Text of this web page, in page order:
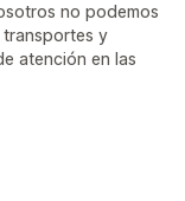
no podemos
y
atención en las